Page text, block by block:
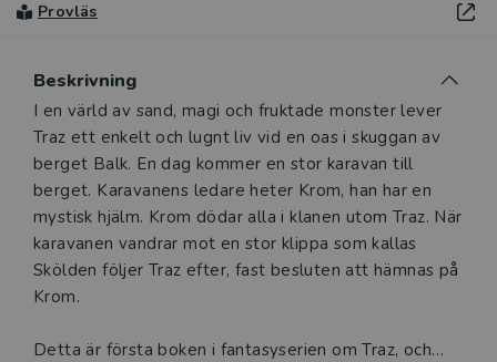
Provläs
Beskrivning
Beskrivning
I en värld av sand, magi och fruktade monster lever
Traz ett enkelt och lugnt liv vid en oas i skuggan av
berget Balk. En dag kommer en stor karavan till
berget. Karavanens ledare heter Krom, han har en
mystisk hjälm. Krom dödar alla i klanen utom Traz. När
karavanen vandrar mot en stor klippa som kallas
Skölden följer Traz efter, fast besluten att hämnas på
Krom.
Detta är första boken i fantasyserien om Traz, och